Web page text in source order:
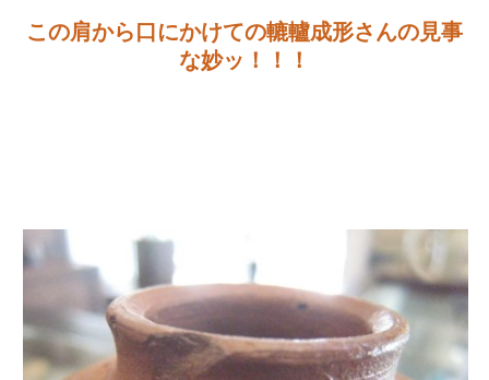
この肩から口にかけての轆轤成形さんの見事
な妙ッ！！！